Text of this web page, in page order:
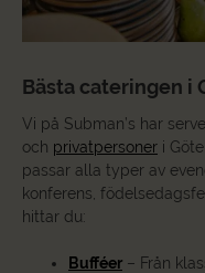
Bästa cateringen i
Vi på Subman’s har
och privatpersoner i
passar alla typer av
konferens ,
hittar du:
Bufféer – Från